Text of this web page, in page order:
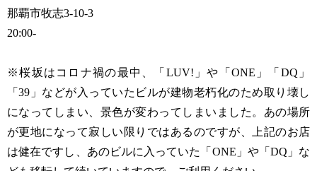
那覇市牧志3-10-3
20:00-
※桜坂はコロナ禍の最中、「LUV!」や「ONE」「DQ」
「39」などが入っていたビルが建物老朽化のため取り壊し
になってしまい、景色が変わってしまいました。あの場所
が更地になって寂しい限りではあるのですが、上記のお店
は健在ですし、あのビルに入っていた「ONE」や「DQ」な